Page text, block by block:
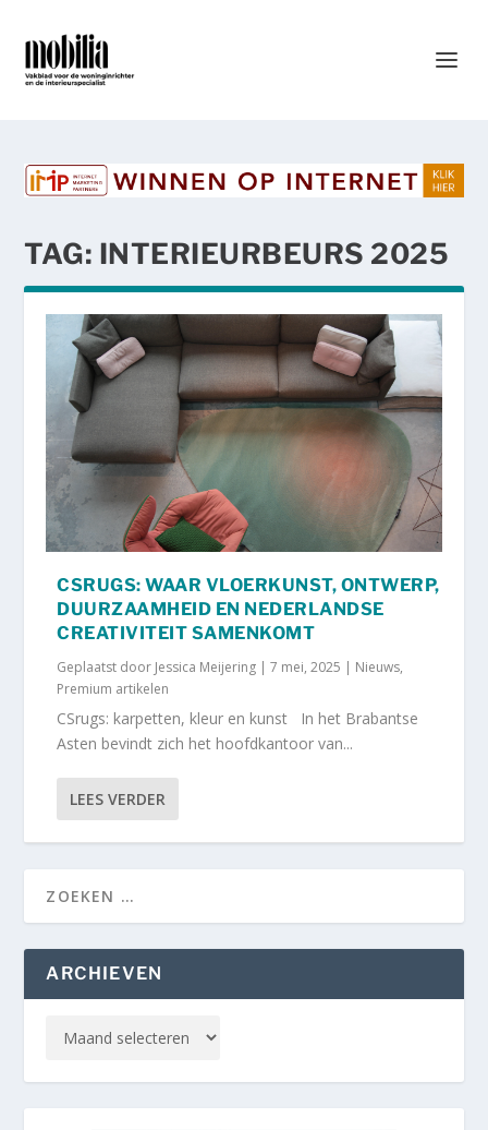
TAG: INTERIEURBEURS 2025
CSRUGS: WAAR VLOERKUNST, ONTWERP,
DUURZAAMHEID EN NEDERLANDSE
CREATIVITEIT SAMENKOMT
Geplaatst door Jessica Meijering |7 mei, 2025 | Nieuws,
Premium artikelen
CSrugs: karpetten, kleur en kunst In het Brabantse
Asten bevindt zich het hoofdkantoor van...
LEES VERDER
ARCHIEVEN